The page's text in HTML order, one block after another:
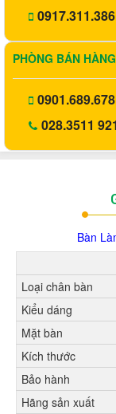
0917.311.386
PHÒNG BÁN
0901.689.678
028.3511
Bàn
Loại chân bàn
Kiểu dáng
Mặt bàn
Kích thước
Bảo hành
Hãng sản xuất